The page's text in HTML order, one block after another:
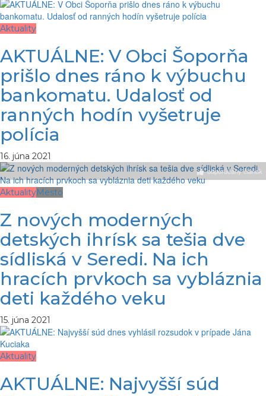
Aktuality
AKTUÁLNE: V Obci Šoporňa
prišlo dnes ráno k výbuchu
bankomatu. Udalosť od
ranných hodín vyšetruje
polícia
16. júna 2021
odporúčaný článok
AktualityMesto
Z nových moderných
detských ihrísk sa tešia dve
sídliská v Seredi. Na ich
hracích prvkoch sa vybláznia
deti každého veku
15. júna 2021
Aktuality
AKTUÁLNE: Najvyšší súd